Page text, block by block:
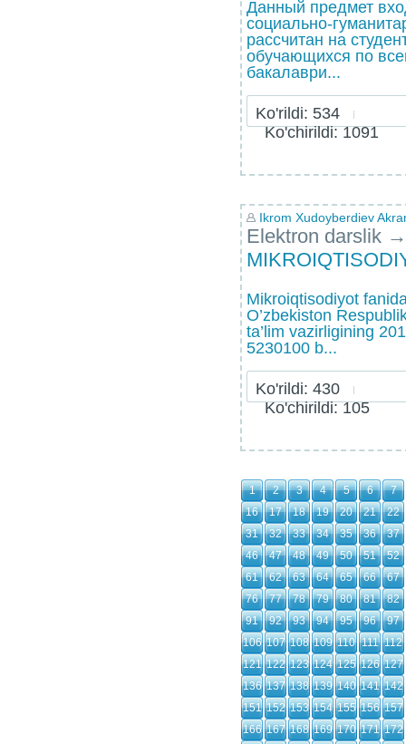
Данный предмет
социально-
рассчитан на
обучающихся по
бакалаври...
Ko'rildi: 534
Ko'chirildi: 1091
Ikrom Xudoyberdiev
Elektron darslik →
Mikroiqtisodiyot
O’zbekiston
ta’lim vazirligining
5230100 b...
Ko'rildi: 430
Ko'chirildi: 105
1 2 3 4 5 6
7
16
17 18 19 20 21
22
31
32 33 34 35 36
37
46
47 48 49 50 51
52
61
62 63 64 65 66
67
76
77 78 79 80 81
82
91
92 93 94 95 96
97
106 107 108 109 110 111 112
121 122 123 124 125 126 127
136 137 138 139 140 141 142
151 152 153 154 155 156 157
166 167 168 169 170 171 172